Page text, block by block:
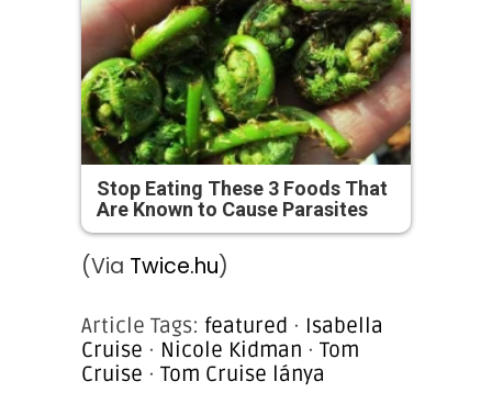
Stop Eating These 3 Foods That
Are Known to Cause Parasites
(Via Twice.hu)
Article Tags: featured · Isabella
Cruise · Nicole Kidman · Tom
Cruise · Tom Cruise lánya